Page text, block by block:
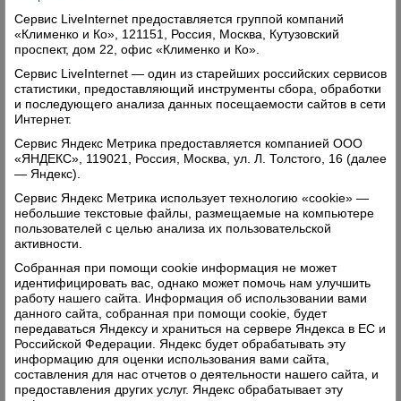
Стр.10«С улыбкой по всем этапам турслета»
Окончание материала со стр. 7.
Администрация сельского поселения Нижне-
Важское информирует о возможности
предоставления в аренду земельных участков.
Стр. 11.«Об укусах, пропавшем кошельке и
пьяном водителе»Сводка о происшествиях и
преступлениях от МО МВД России
«Верховажский».
Объявления. Реклама. «Вспомните вместе с
Стр. 12 Поздравления. Объявления. Реклама
Поделиться
Комментарии (0)
Сервис LiveInternet предоставляется группой компаний
«Клименко и Ко», 121151, Россия, Москва, Кутузовский
проспект, дом 22, офис «Клименко и Ко».
Сервис LiveInternet — один из старейших российских сервисов
статистики, предоставляющий инструменты сбора, обработки
и последующего анализа данных посещаемости сайтов в сети
Интернет.
Сервис Яндекс Метрика предоставляется компанией ООО
«ЯНДЕКС», 119021, Россия, Москва, ул. Л. Толстого, 16 (далее
— Яндекс).
Сервис Яндекс Метрика использует технологию «cookie» —
небольшие текстовые файлы, размещаемые на компьютере
пользователей с целью анализа их пользовательской
активности.
Собранная при помощи cookie информация не может
идентифицировать вас, однако может помочь нам улучшить
работу нашего сайта. Информация об использовании вами
данного сайта, собранная при помощи cookie, будет
передаваться Яндексу и храниться на сервере Яндекса в ЕС и
Российской Федерации. Яндекс будет обрабатывать эту
информацию для оценки использования вами сайта,
составления для нас отчетов о деятельности нашего сайта, и
предоставления других услуг. Яндекс обрабатывает эту